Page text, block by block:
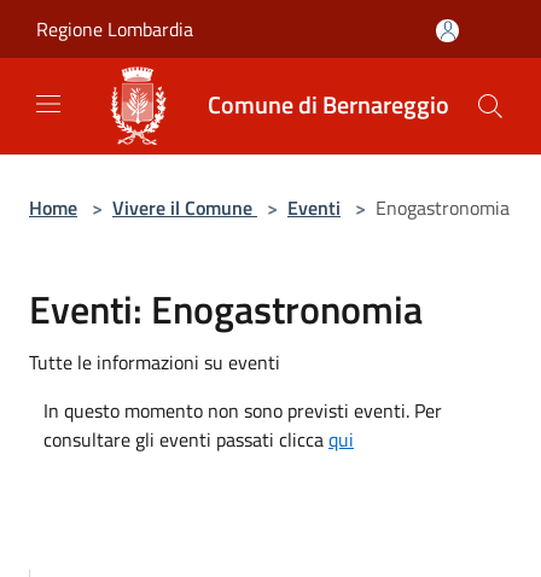
Regione Lombardia
Comune di Bernareggio
Home > Vivere il Comune > Eventi > Enogastronomia
Eventi: Enogastronomia
Tutte le informazioni su eventi
In questo momento non sono previsti eventi. Per
consultare gli eventi passati cliccaqui